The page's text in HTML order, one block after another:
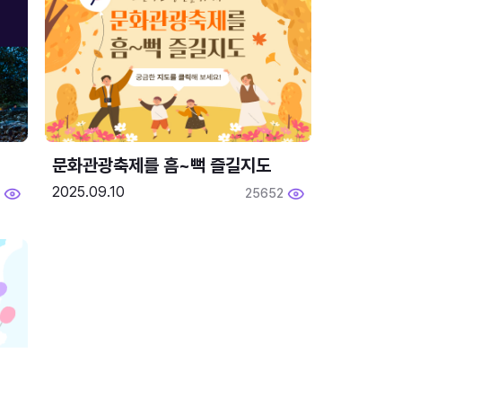
문화관광축제를 흠~뻑 즐길지도
2025.09.10 25652